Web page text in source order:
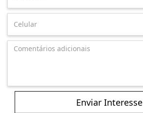
Enviar Interesse